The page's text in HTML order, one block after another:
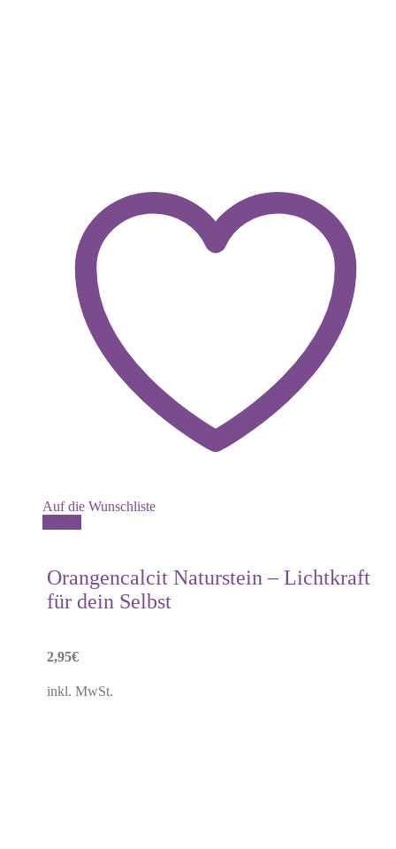
Auf die Wunschliste
Orangencalcit Naturstein – Lichtkraft
für dein Selbst
2,95€
inkl. MwSt.